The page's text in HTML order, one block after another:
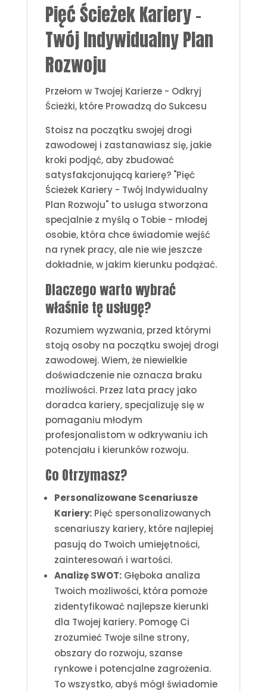
Pięć Ścieżek Kariery -
Twój Indywidualny Plan
Rozwoju
Przełom w Twojej Karierze - Odkryj
Ścieżki, które Prowadzą do Sukcesu
Stoisz na początku swojej drogi
zawodowej i zastanawiasz się, jakie
kroki podjąć, aby zbudować
satysfakcjonującą karierę? "Pięć
Ścieżek Kariery - Twój Indywidualny
Plan Rozwoju" to usługa stworzona
specjalnie z myślą o Tobie - młodej
osobie, która chce świadomie wejść
na rynek pracy, ale nie wie jeszcze
dokładnie, w jakim kierunku podążać.
Dlaczego warto wybrać
właśnie tę usługę?
Rozumiem wyzwania, przed którymi
stoją osoby na początku swojej drogi
zawodowej. Wiem, że niewielkie
doświadczenie nie oznacza braku
możliwości. Przez lata pracy jako
doradca kariery, specjalizuję się w
pomaganiu młodym
profesjonalistom w odkrywaniu ich
potencjału i kierunków rozwoju.
Co Otrzymasz?
Personalizowane Scenariusze
Kariery:Pięć spersonalizowanych
scenariuszy kariery, które najlepiej
pasują do Twoich umiejętności,
zainteresowań i wartości.
Analizę SWOT:Głęboka analiza
Twoich możliwości, która pomoże
zidentyfikować najlepsze kierunki
dla Twojej kariery. Pomogę Ci
zrozumieć Twoje silne strony,
obszary do rozwoju, szanse
rynkowe i potencjalne zagrożenia.
To wszystko, abyś mógł świadomie